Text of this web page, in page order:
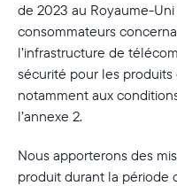
Actuelle
France
Choisissez votre
de 2023 au Royaume-
consommateurs
l’infrastructure de
sécurité pour les
notamment aux
l’annexe 2.
Nous apporterons des
produit durant la période